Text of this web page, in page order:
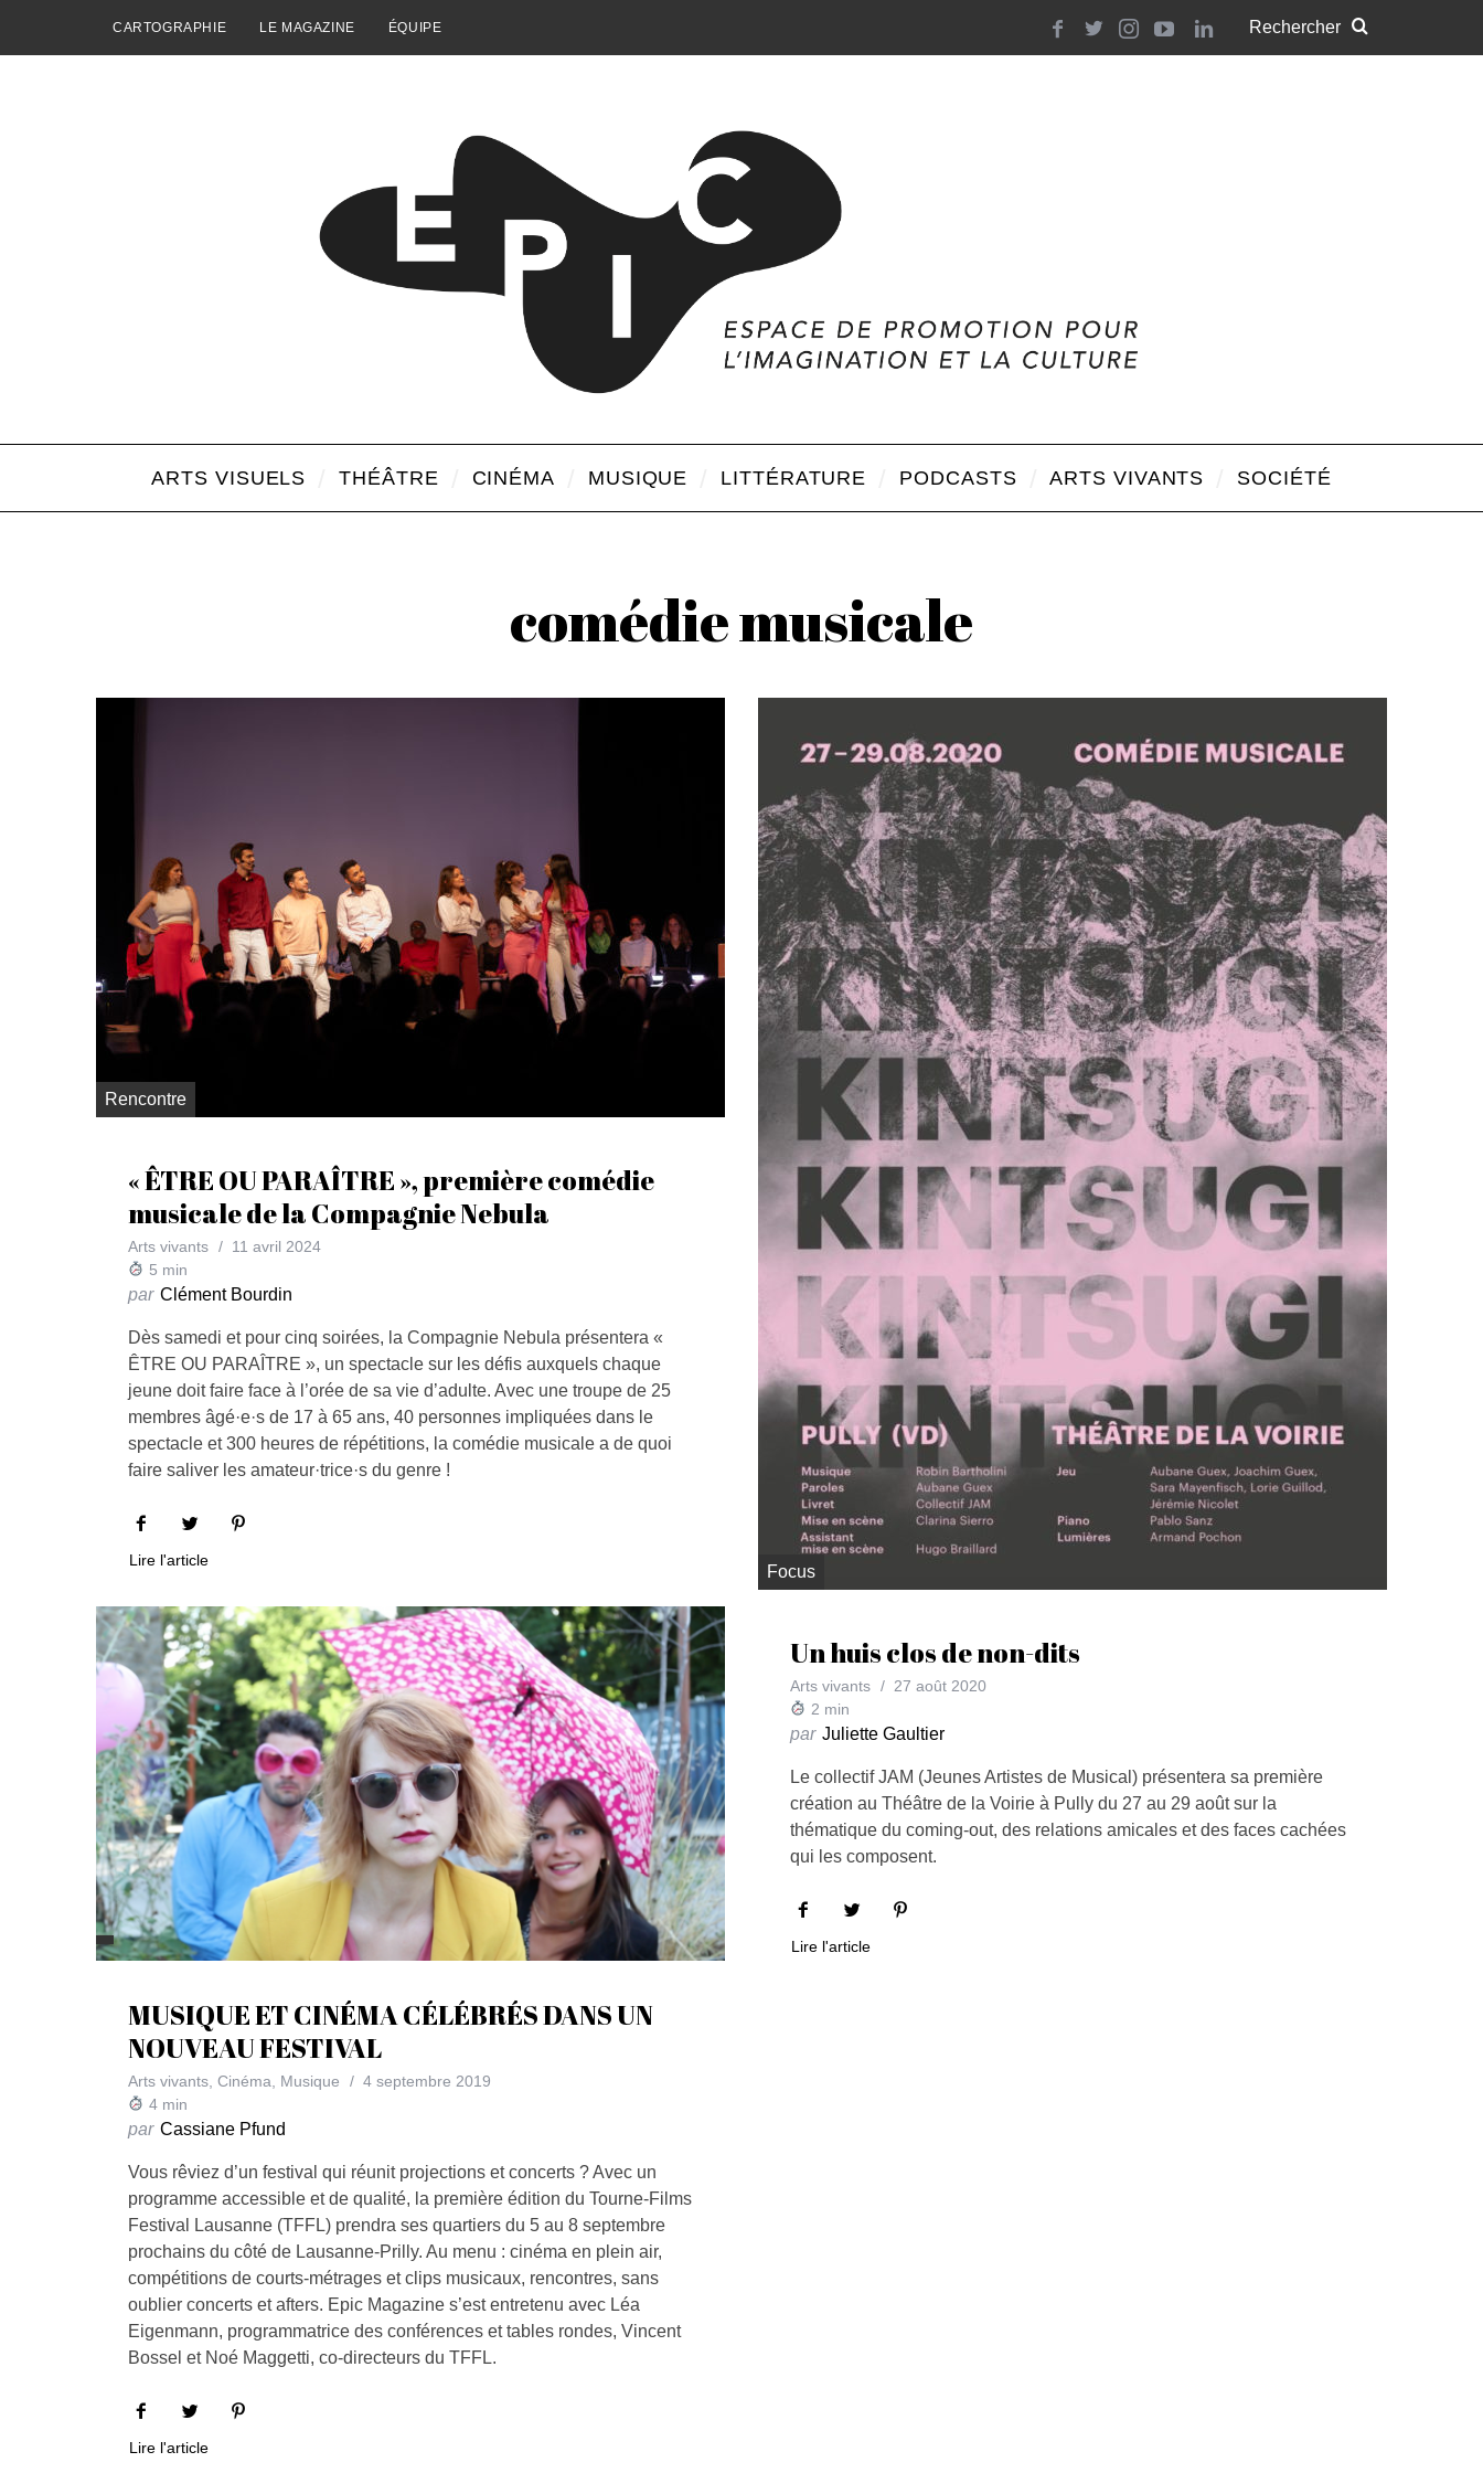
CARTOGRAPHIE LE MAGAZINE ÉQUIPE
ARTS VISUELS THÉÂTRE CINÉMA MUSIQUE LITTÉRATURE PODCASTS ARTS VIVANTS SOCIÉTÉ
comédie musicale
Rencontre
« ÊTRE OU PARAÎTRE », première comédie
musicale de la Compagnie Nebula
Arts vivants
11 avril 2024
5 min
par Clément Bourdin
Dès samedi et pour cinq soirées, la Compagnie Nebula présentera «
ÊTRE OU PARAÎTRE », un spectacle sur les défis auxquels chaque
jeune doit faire face à l’orée de sa vie d’adulte. Avec une troupe de 25
membres âgé·e·s de 17 à 65 ans, 40 personnes impliquées dans le
spectacle et 300 heures de répétitions, la comédie musicale a de quoi
faire saliver les amateur·trice·s du genre !
Lire l'article
Focus
Un huis clos de non-dits
Arts vivants
27 août 2020
2 min
par Juliette Gaultier
Le collectif JAM (Jeunes Artistes de Musical) présentera sa première
création au Théâtre de la Voirie à Pully du 27 au 29 août sur la
thématique du coming-out, des relations amicales et des faces cachées
qui les composent.
Lire l'article
MUSIQUE ET CINÉMA CÉLÉBRÉS DANS UN
NOUVEAU FESTIVAL
Arts vivants, Cinéma Musique
4 septembre 2019
4 min
par Cassiane Pfund
Vous rêviez d’un festival qui réunit projections et concerts ? Avec un
programme accessible et de qualité, la première édition du Tourne-Films
Festival Lausanne (TFFL) prendra ses quartiers du 5 au 8 septembre
prochains du côté de Lausanne-Prilly. Au menu : cinéma en plein air,
compétitions de courts-métrages et clips musicaux, rencontres, sans
oublier concerts et afters. Epic Magazine s’est entretenu avec Léa
Eigenmann, programmatrice des conférences et tables rondes, Vincent
Bossel et Noé Maggetti, co-directeurs du TFFL.
Lire l'article